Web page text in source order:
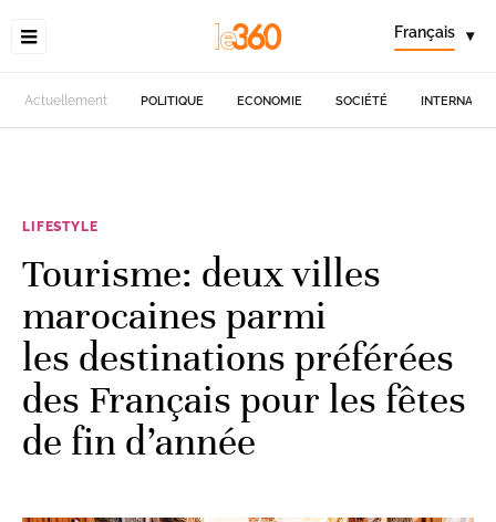
Français ▾
Actuellement POLITIQUE ECONOMIE SOCIÉTÉ
LIFESTYLE
Tourisme: deux villes
marocaines parmi
les destinations préférées
des Français pour les fêtes
de fin d’année